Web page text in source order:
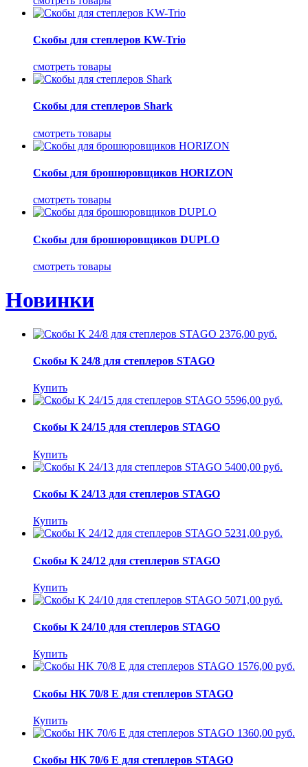
Скобы для степлеров KW-Trio
смотреть товары
Скобы для степлеров Shark
смотреть товары
Скобы для брошюровщиков HORIZON
смотреть товары
Скобы для брошюровщиков DUPLO
смотреть товары
Новинки
2376,00 руб.
Скобы K 24/8 для степлеров STAGO
Купить
5596,00 руб.
Скобы K 24/15 для степлеров STAGO
Купить
5400,00 руб.
Скобы K 24/13 для степлеров STAGO
Купить
5231,00 руб.
Скобы K 24/12 для степлеров STAGO
Купить
5071,00 руб.
Скобы K 24/10 для степлеров STAGO
Купить
1576,00 руб.
Скобы HK 70/8 E для степлеров STAGO
Купить
1360,00 руб.
Скобы HK 70/6 E для степлеров STAGO